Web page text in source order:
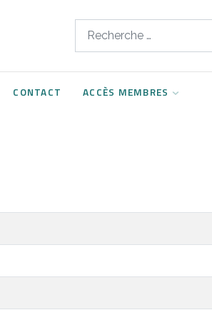
CONTACT ACCÈS MEMBRES